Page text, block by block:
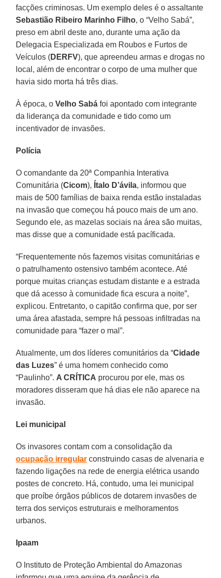
facções criminosas. Um exemplo deles é o assaltante
Sebastião Ribeiro Marinho Filho, o “Velho Sabá”,
preso em abril deste ano, durante uma ação da
Delegacia Especializada em Roubos e Furtos de
Veículos (DERFV), que apreendeu armas e drogas no
local, além de encontrar o corpo de uma mulher que
havia sido morta há três dias.
À época, oVelho Sabá foi apontado com integrante
da liderança da comunidade e tido como um
incentivador de invasões.
Polícia
O comandante da 20ª Companhia Interativa
Comunitária (Cicom), Ítalo D’ávila, informou que
mais de 500 famílias de baixa renda estão instaladas
na invasão que começou há pouco mais de um ano.
Segundo ele, as mazelas sociais na área são muitas,
mas disse que a comunidade está pacíficada.
“Frequentemente nós fazemos visitas comunitárias e
o patrulhamento ostensivo também acontece. Até
porque muitas crianças estudam distante e a estrada
que dá acesso à comunidade fica escura a noite”,
explicou. Entretanto, o capitão confirma que, por ser
uma área afastada, sempre há pessoas infiltradas na
comunidade para “fazer o mal”.
Atualmente, um dos líderes comunitários da “Cidade
das Luzes” é uma homem conhecido como
“Paulinho”. A CRÍTICA procurou por ele, mas os
moradores disseram que há dias ele não aparece na
invasão.
Lei municipal
Os invasores contam com a consolidação da
ocupação irregular construindo casas de alvenaria e
fazendo ligações na rede de energia elétrica usando
postes de concreto. Há, contudo, uma lei municipal
que proíbe órgãos públicos de dotarem invasões de
terra dos serviços estruturais e melhoramentos
urbanos.
Ipaam
O Instituto de Proteção Ambiental do Amazonas